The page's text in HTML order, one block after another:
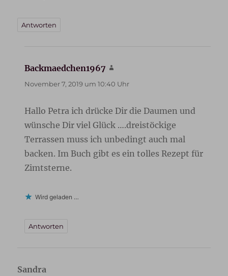
Antworten
Backmaedchen1967
November 7, 2019 um 10:40 Uhr
Hallo Petra ich drücke Dir die Daumen und
wünsche Dir viel Glück ….dreistöckige
Terrassen muss ich unbedingt auch mal
backen. Im Buch gibt es ein tolles Rezept für
Zimtsterne.
Wird geladen …
Antworten
Sandra